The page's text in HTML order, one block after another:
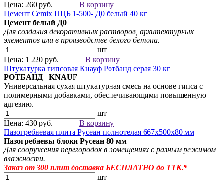
Цена: 260 руб.
В корзину
Цемент Cemix ПЦБ 1-500- Д0 белый 40 кг
Цемент белый Д0
Для создания декоративных растворов , архитектурных
элементов или в производстве белого бетона.
шт
Цена: 1 220 руб.
В корзину
Штукатурка гипсовая Кнауф Ротбанд серая 30 кг
РОТБАНД KNAUF
Универсальная сухая штукатурная смесь на основе гипса с
полимерными добавками, обеспечивающими повышенную
адгезию.
шт
Цена: 430 руб.
В корзину
Пазогребневая плита Русеан полнотелая 667х500х80 мм
Пазогребневы блоки Русеан 80 мм
Для сооружения перегородок в помещениях с разным режимом
влажности.
Заказ от 300 плит доставка БЕСПЛАТНО до ТТК.*
шт